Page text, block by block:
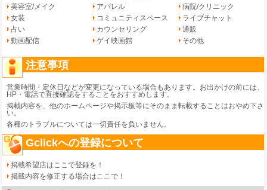
美容室/メイク
アパレル
病院/クリニック
女装
コミュニティスペース
ライブチャット
占い
カウンセリング
通販
動画配信
ゲイ映画館 その他
注意事項
営業時間・定休日などが変更になっている場合もあります。お出かけの前には、
HP・電話で直接確認をすることをおすすめします。
掲載内容を、他のホームページや掲示板等にそのまま転載することはおやめ下さ
い。
各種のトラブルについては一切責任を負いません。
Gclickへの登録について
掲載希望店はここで登録を！
掲載内容を修正する場合はここで！